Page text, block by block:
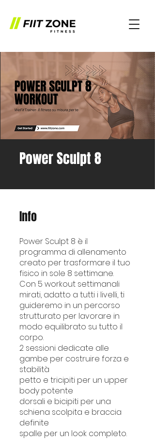
Power Sculpt 8
Info
Power Sculpt 8 è il
programma di allenamento
creato per trasformare il tuo
fisico in sole 8 settimane.
Con 5 workout settimanali
mirati, adatto a tutti i livelli, ti
guideremo in un percorso
strutturato per lavorare in
modo equilibrato su tutto il
corpo.
2 sessioni dedicate alle
gambe per costruire forza e
stabilità
petto e tricipiti per un upper
body potente
dorsali e bicipiti per una
schiena scolpita e braccia
definite
spalle per un look completo.